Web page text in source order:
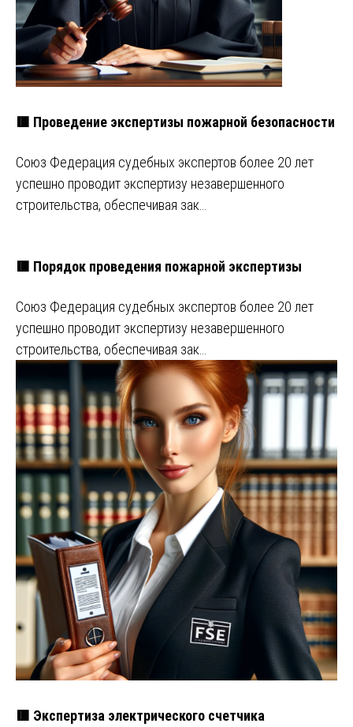
🟥 Проведение экспертизы пожарной безопасности
Союз Федерация судебных экспертов более 20 лет
успешно проводит экспертизу незавершенного
строительства, обеспечивая зак…
🟥 Порядок проведения пожарной экспертизы
Союз Федерация судебных экспертов более 20 лет
успешно проводит экспертизу незавершенного
строительства, обеспечивая зак…
🟥 Экспертиза электрического счетчика